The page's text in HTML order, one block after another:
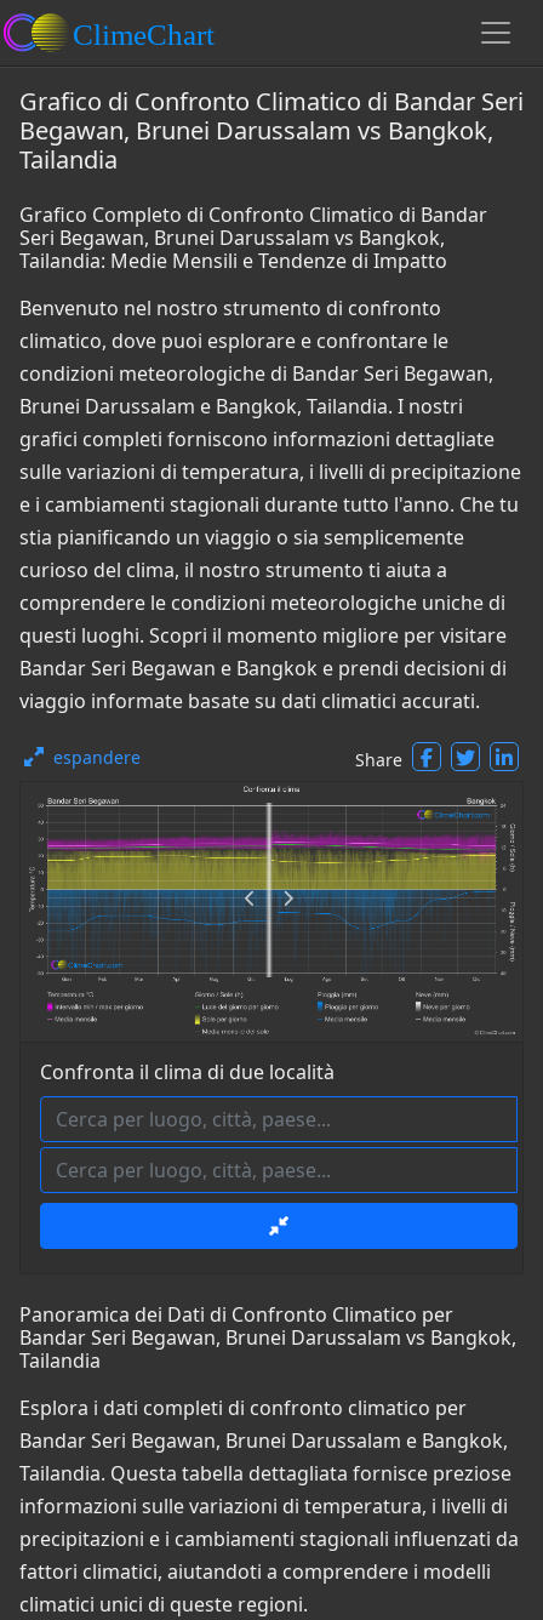
Grafico di Confronto Climatico di Bandar Seri
Begawan, Brunei Darussalam vs Bangkok,
Tailandia
Grafico Completo di Confronto Climatico di Bandar
Seri Begawan, Brunei Darussalam vs Bangkok,
Tailandia: Medie Mensili e Tendenze di Impatto
Benvenuto nel nostro strumento di confronto
climatico, dove puoi esplorare e confrontare le
condizioni meteorologiche di Bandar Seri Begawan,
Brunei Darussalam e Bangkok, Tailandia. I nostri
grafici completi forniscono informazioni dettagliate
sulle variazioni di temperatura, i livelli di precipitazione
e i cambiamenti stagionali durante tutto l'anno. Che tu
stia pianificando un viaggio o sia semplicemente
curioso del clima, il nostro strumento ti aiuta a
comprendere le condizioni meteorologiche uniche di
questi luoghi. Scopri il momento migliore per visitare
Bandar Seri Begawan e Bangkok e prendi decisioni di
viaggio informate basate su dati climatici accurati.
espandere Share
Confronta il clima di due località
Panoramica dei Dati di Confronto Climatico per
Bandar Seri Begawan, Brunei Darussalam vs Bangkok,
Tailandia
Esplora i dati completi di confronto climatico per
Bandar Seri Begawan, Brunei Darussalam e Bangkok,
Tailandia. Questa tabella dettagliata fornisce preziose
informazioni sulle variazioni di temperatura, i livelli di
precipitazioni e i cambiamenti stagionali influenzati da
fattori climatici, aiutandoti a comprendere i modelli
climatici unici di queste regioni.